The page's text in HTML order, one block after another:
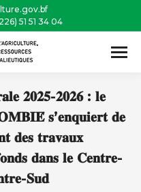
51 51 34 04
𝟐𝟎𝟐𝟓-𝟐𝟎𝟐𝟔 : 𝐥𝐞
𝐬’𝐞𝐧𝐪𝐮𝐢𝐞𝐫𝐭 𝐝𝐞
𝐝𝐞𝐬 𝐭𝐫𝐚𝐯𝐚𝐮𝐱
𝐝𝐚𝐧𝐬 𝐥𝐞 𝐂𝐞𝐧𝐭𝐫𝐞-
𝐒𝐮𝐝